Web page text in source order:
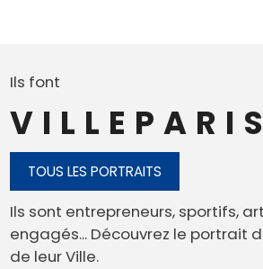
Ils font
Ils sont entrepreneurs, sportifs,
engagés... Découvrez le portrait
de leur Ville.
TOUS LES PORTRAITS